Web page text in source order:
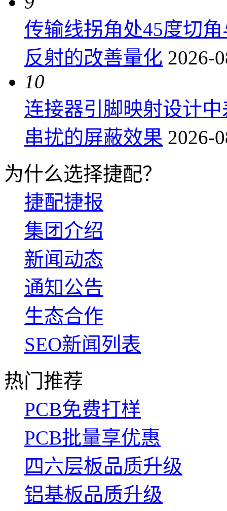
传输线拐角处45度切
反射的改善量化 2026-
10
连接器引脚映射设计
串扰的屏蔽效果 2026-
为什么选择捷配？
捷配捷报
集团介绍
新闻动态
通知公告
生态合作
SEO新闻列表
热门推荐
PCB免费打样
PCB批量享优惠
四六层板品质升级
铝基板品质升级